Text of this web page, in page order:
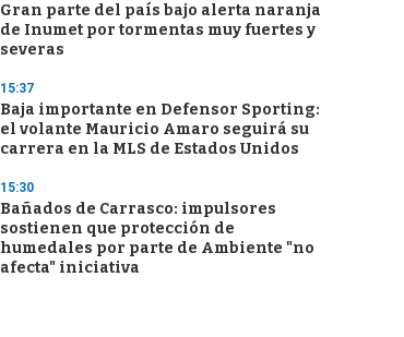
Gran parte del país bajo alerta naranja
de Inumet por tormentas muy fuertes y
severas
15:37
Baja importante en Defensor Sporting:
el volante Mauricio Amaro seguirá su
carrera en la MLS de Estados Unidos
15:30
Bañados de Carrasco: impulsores
sostienen que protección de
humedales por parte de Ambiente "no
afecta" iniciativa